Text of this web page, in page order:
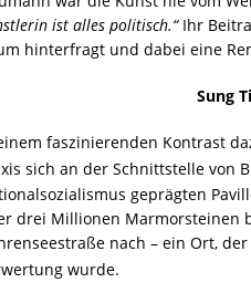
ist alles politisch.“Ihr
hinterfragt und dabei eine
Sung
faszinierenden Kontrast
sich an der Schnittstelle von
geprägten
drei Millionen Marmorsteinen
nach – ein Ort,
wurde.